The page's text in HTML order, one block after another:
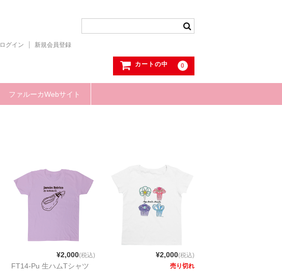
ログイン 新規会員登録
カートの中 0
ファルーカWebサイト
¥2,000(税込)
FT14-Pu 生ハムTシャツ
¥2,000(税込)
売り切れ